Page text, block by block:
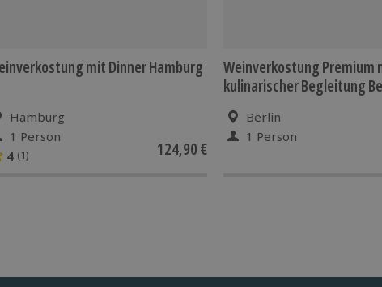
mit Dinner Hamburg
Hamburg
1 Person
4 (1) 124,90 €
Weinverkostung Premium
kulinarischer Begleitung
Berlin
1 Person